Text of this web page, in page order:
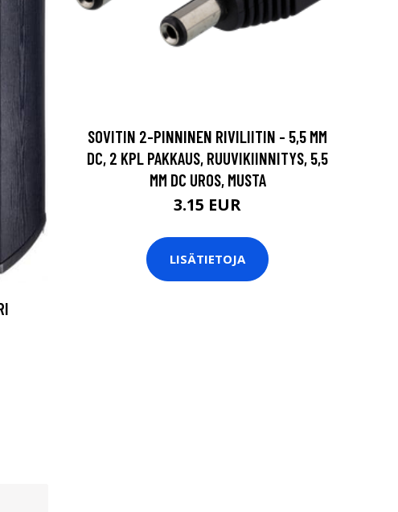
SOVITIN 2-PINNINEN RIVILIITIN - 5,5 MM
DC, 2 KPL PAKKAUS, RUUVIKIINNITYS, 5,5
MM DC UROS, MUSTA
3.15 EUR
LISÄTIETOJA